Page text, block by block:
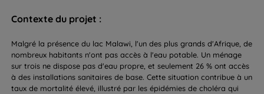
Contexte du projet :
Malgré la présence du lac Malawi, l'un des plus grands d'Afrique, de
nombreux habitants n'ont pas accès à l'eau potable. Un ménage
sur trois ne dispose pas d'eau propre, et seulement 26 % ont accès
à des installations sanitaires de base. Cette situation contribue à un
taux de mortalité élevé, illustré par les épidémies de choléra qui